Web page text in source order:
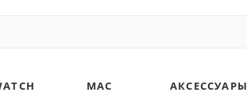
MAC АКСЕССУАРЫ